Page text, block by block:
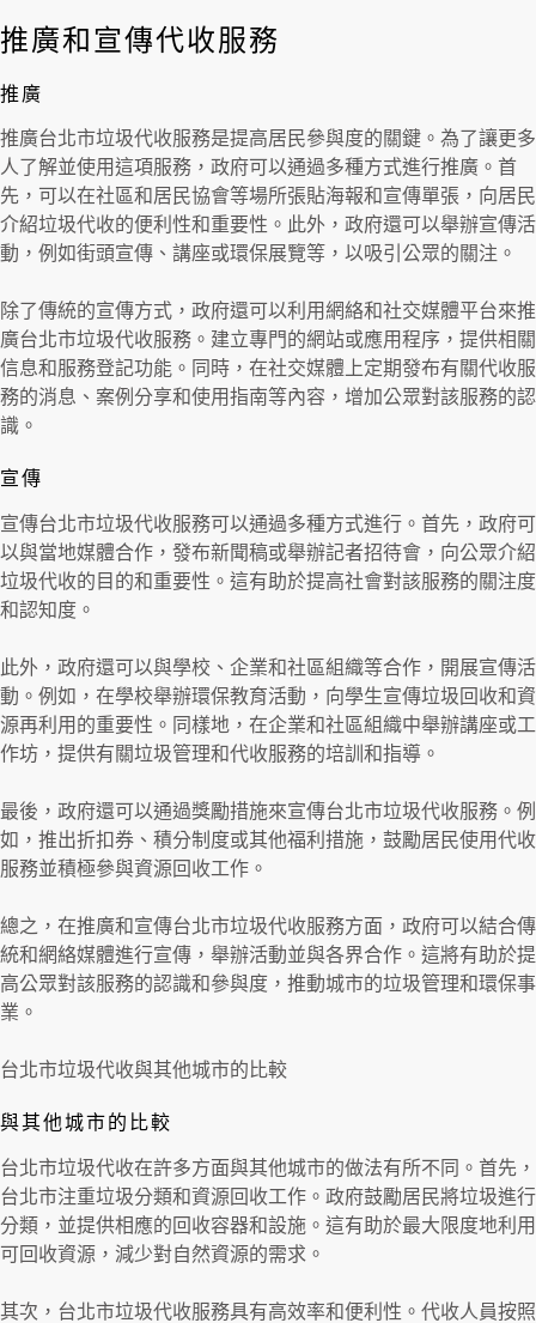
推廣和宣傳代收服務
推廣
推廣台北市垃圾代收服務是提高居民參與度的關鍵。為了讓更多
人了解並使用這項服務，政府可以通過多種方式進行推廣。首
先，可以在社區和居民協會等場所張貼海報和宣傳單張，向居民
介紹垃圾代收的便利性和重要性。此外，政府還可以舉辦宣傳活
動，例如街頭宣傳、講座或環保展覽等，以吸引公眾的關注。
除了傳統的宣傳方式，政府還可以利用網絡和社交媒體平台來推
廣台北市垃圾代收服務。建立專門的網站或應用程序，提供相關
信息和服務登記功能。同時，在社交媒體上定期發布有關代收服
務的消息、案例分享和使用指南等內容，增加公眾對該服務的認
識。
宣傳
宣傳台北市垃圾代收服務可以通過多種方式進行。首先，政府可
以與當地媒體合作，發布新聞稿或舉辦記者招待會，向公眾介紹
垃圾代收的目的和重要性。這有助於提高社會對該服務的關注度
和認知度。
此外，政府還可以與學校、企業和社區組織等合作，開展宣傳活
動。例如，在學校舉辦環保教育活動，向學生宣傳垃圾回收和資
源再利用的重要性。同樣地，在企業和社區組織中舉辦講座或工
作坊，提供有關垃圾管理和代收服務的培訓和指導。
最後，政府還可以通過獎勵措施來宣傳台北市垃圾代收服務。例
如，推出折扣券、積分制度或其他福利措施，鼓勵居民使用代收
服務並積極參與資源回收工作。
總之，在推廣和宣傳台北市垃圾代收服務方面，政府可以結合傳
統和網絡媒體進行宣傳，舉辦活動並與各界合作。這將有助於提
高公眾對該服務的認識和參與度，推動城市的垃圾管理和環保事
業。
台北市垃圾代收與其他城市的比較
與其他城市的比較
台北市垃圾代收在許多方面與其他城市的做法有所不同。首先，
台北市注重垃圾分類和資源回收工作。政府鼓勵居民將垃圾進行
分類，並提供相應的回收容器和設施。這有助於最大限度地利用
可回收資源，減少對自然資源的需求。
其次，台北市垃圾代收服務具有高效率和便利性。代收人員按照